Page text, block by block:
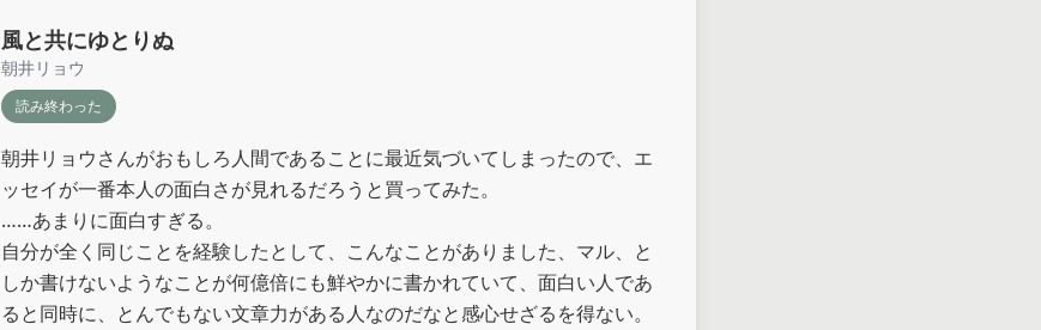
風と共にゆとりぬ
朝井リョウ
読み終わった
朝井リョウさんがおもしろ人間であることに最近気づいてしまったので、エ
ッセイが一番本人の面白さが見れるだろうと買ってみた。
……あまりに面白すぎる。
自分が全く同じことを経験したとして、こんなことがありました、マル、と
しか書けないようなことが何億倍にも鮮やかに書かれていて、面白い人であ
ると同時に、とんでもない文章力がある人なのだなと感心せざるを得ない。